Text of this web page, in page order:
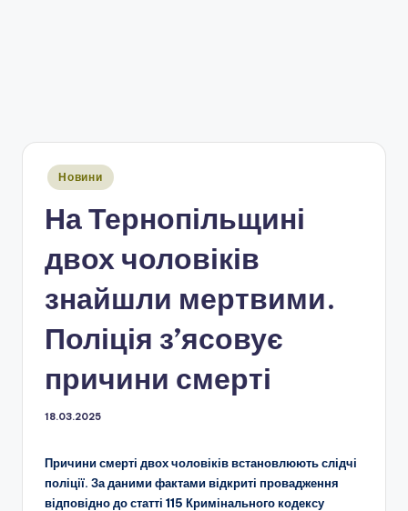
Опубліковано
Новини
На Тернопільщині
двох чоловіків
знайшли мертвими.
Поліція з’ясовує
причини смерті
18.03.2025
Причини смерті двох чоловіків встановлюють слідчі
поліції. За даними фактами відкриті провадження
відповідно до статті 115 Кримінального кодексу